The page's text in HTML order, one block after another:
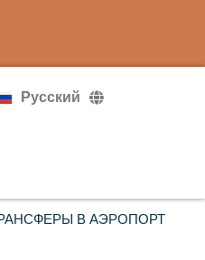
Русский
English
Français
В АЭРОПОРТ